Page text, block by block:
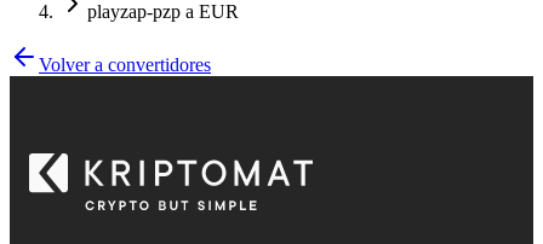
playzap-pzp a EUR
Volver a convertidores